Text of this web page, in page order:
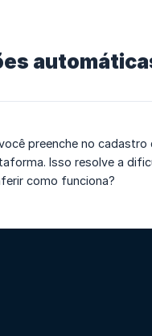
preenche no
Isso resolve a
como funciona?